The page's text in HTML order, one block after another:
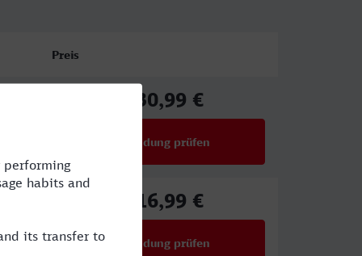
Preis
130,99 €
Verbindung prüfen
116,99 €
Verbindung prüfen